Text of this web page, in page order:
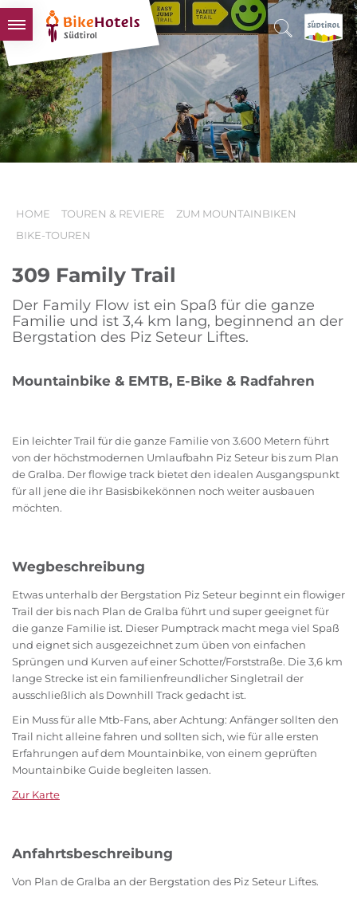
BIKEHOTELS
HOTELS & PAKETE
TOUREN & REVIERE
SÜDTIROL & WIR
HOME TOUREN & REVIERE
ZUM MOUNTAINBIKEN
BIKE-TOUREN
309 Family Trail
Der Family Flow ist ein Spaß für die ganze
Familie und ist 3,4 km lang, beginnend an der
Bergstation des Piz Seteur Liftes.
Mountainbike & EMTB, E-Bike & Radfahren
Ein leichter Trail für die ganze Familie von 3.600 Metern führt
von der höchstmodernen Umlaufbahn Piz Seteur bis zum Plan
de Gralba. Der flowige track bietet den idealen Ausgangspunkt
für all jene die ihr Basisbikekönnen noch weiter ausbauen
möchten.
Wegbeschreibung
Etwas unterhalb der Bergstation Piz Seteur beginnt ein flowiger
Trail der bis nach Plan de Gralba führt und super geeignet für
die ganze Familie ist. Dieser Pumptrack macht mega viel Spaß
und eignet sich ausgezeichnet zum üben von einfachen
Sprüngen und Kurven auf einer Schotter/Forststraße. Die 3,6 km
lange Strecke ist ein familienfreundlicher Singletrail der
ausschließlich als Downhill Track gedacht ist.
Ein Muss für alle Mtb-Fans, aber Achtung: Anfänger sollten den
Trail nicht alleine fahren und sollten sich, wie für alle ersten
Erfahrungen auf dem Mountainbike, von einem geprüften
Mountainbike Guide begleiten lassen.
Zur Karte
Anfahrtsbeschreibung
Von Plan de Gralba an der Bergstation des Piz Seteur Liftes.